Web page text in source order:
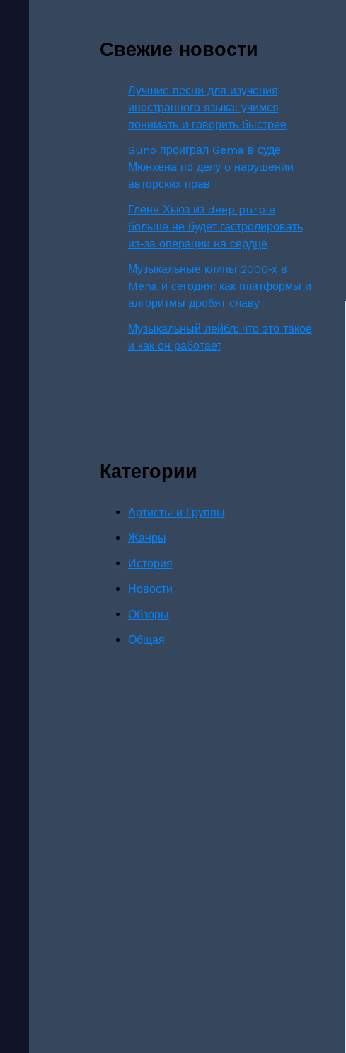
Свежие новости
Лучшие песни для изучения
иностранного языка: учимся
понимать и говорить быстрее
Suno проиграл Gema в суде
Мюнхена по делу о нарушении
авторских прав
Гленн Хьюз из deep purple
больше не будет гастролировать
из-за операции на сердце
Музыкальные клипы 2000‑х в
Mena и сегодня: как платформы и
алгоритмы дробят славу
Музыкальный лейбл: что это такое
и как он работает
Категории
Артисты и Группы
Жанры
История
Новости
Обзоры
Общая